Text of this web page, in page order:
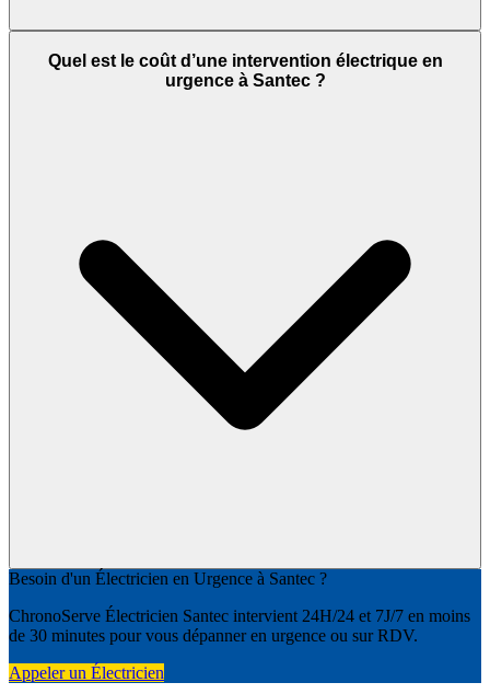
Quel est le coût d’une intervention électrique en
urgence à Santec ?
Besoin d'un Électricien en Urgence à Santec ?
ChronoServe Électricien Santec intervient 24H/24 et 7J/7 en moins
de 30 minutes pour vous dépanner en urgence ou sur RDV.
Appeler un Électricien